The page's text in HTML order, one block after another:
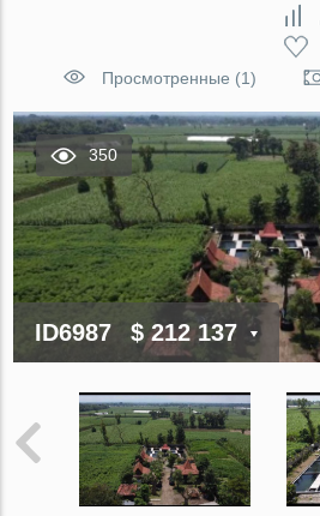
Просмотренные (1)
350
ID6987 $ 212 137